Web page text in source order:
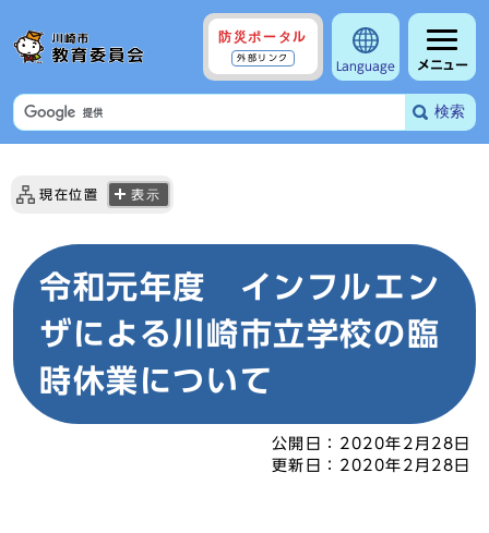
防災ポータル
外部リンク
Language メニュー
検索
現在位置 表示
令和元年度 インフルエン
ザによる川崎市立学校の臨
時休業について
公開日： 2020年2月28日
更新日： 2020年2月28日